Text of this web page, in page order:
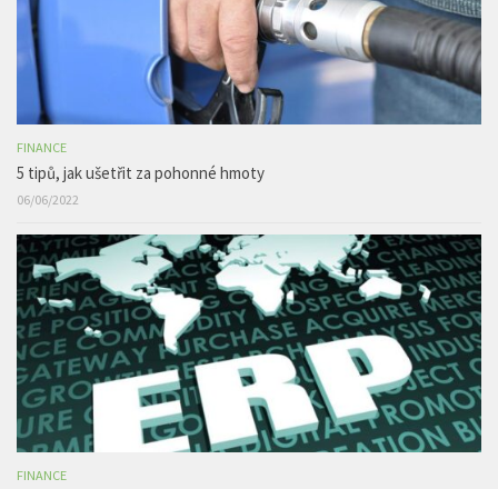
FINANCE
5 tipů, jak ušetřit za pohonné hmoty
06/06/2022
FINANCE